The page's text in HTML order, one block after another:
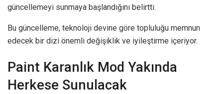
güncellemeyi sunmaya başlandığını belirtti.
Bu güncelleme, teknoloji devine göre topluluğu memnun
edecek bir dizi önemli değişiklik ve iyileştirme içeriyor.
Paint Karanlık Mod Yakında
Herkese Sunulacak